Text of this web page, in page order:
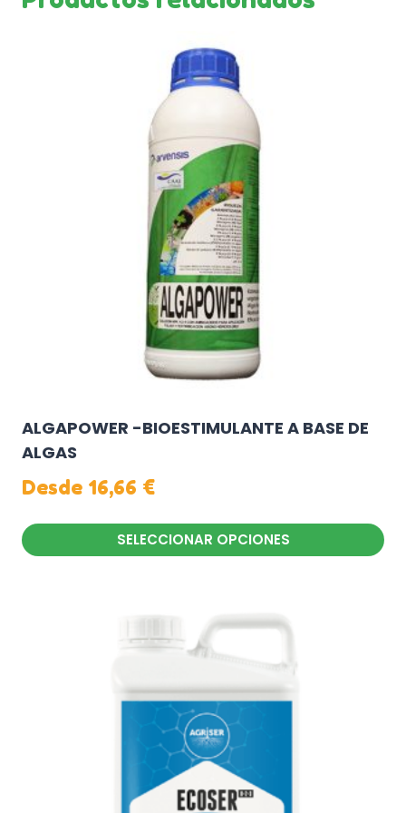
su integración en programas de manejo
agronómico existentes.
ALGAPOWER -BIOESTIMULANTE A BASE DE
ALGAS
Desde 16,66 €
SELECCIONAR OPCIONES